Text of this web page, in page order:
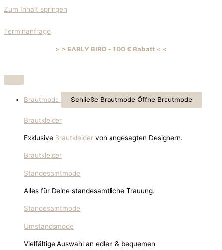
Zum Inhalt springen
Terminanfrage
> > EARLY BIRD – 100 € Rabatt < <
Brautmode Schließe Brautmode Öffne Brautmode
Brautkleider
Exklusive Brautkleider von angesagten Designern.
Brautkleider
Standesamtmode
Alles für Deine standesamtliche Trauung.
Standesamtmode
Umstandsmode
Vielfältige Auswahl an edlen & bequemen